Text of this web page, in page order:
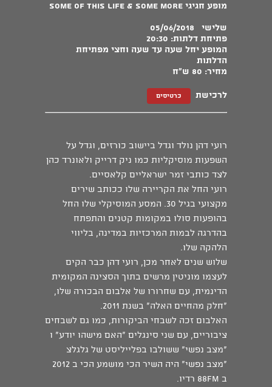
מופע חגיגי Some Of This Life & some more
שלישי 05/06/2018
פתיחת דלתות: 20:30
המופע יחל שעה עד שעה וחצי מפתיחת
הדלתות
מחיר: 80 ש"ח
לרכישת כרטיסים
רועי דהן נולד וגדל ביישוב כורזים, וגדל על
השפעות מוסיקליות כמו ניק דרייק ולאונרד כהן
לצד כותבי זמר ישראליים קלאסיים.
רועי החל את הקריירה שלו ככותב שירים
מקצועי בגיל 30. המסע המוסיקלי שלו החל
בהופעות סולו במקומות קטנים והתפתח
בהדרגה לבמות המרכזיות במדינה, בליווי
הלהקה שלו.
שלוש שנים לאחר מכן, רועי דהן כבר הקים
לעצמו מוניטין מרשים בתוך הסצינה המקומית
הדינמית, עם שחרורו של אלבום הבכורה שלו,
"חלק מהחיים האלה" בשנת 2011.
האלבום זכה לשבחי הביקורות, כמו גם לשבחים
ציבוריים, עם שני סינגלים "האם מישהו יודע" ו
"מצב נפשי" ששולבו בפלייליסט של גלגלצ
"מצב נפשי" היה השיר הכי מושמע הכי ב 2012
ב 88fm רדיו.